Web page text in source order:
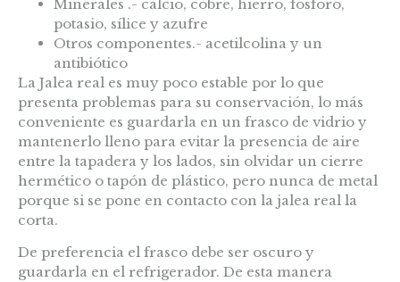
Minerales .- calcio, cobre, hierro, fósforo,
potasio, sílice y azufre
Otros componentes.- acetilcolina y un
antibiótico
La Jalea real es muy poco estable por lo que
presenta problemas para su conservación, lo más
conveniente es guardarla en un frasco de vidrio y
mantenerlo lleno para evitar la presencia de aire
entre la tapadera y los lados, sin olvidar un cierre
hermético o tapón de plástico, pero nunca de metal
porque si se pone en contacto con la jalea real la
corta.
De preferencia el frasco debe ser oscuro y
guardarla en el refrigerador. De esta manera